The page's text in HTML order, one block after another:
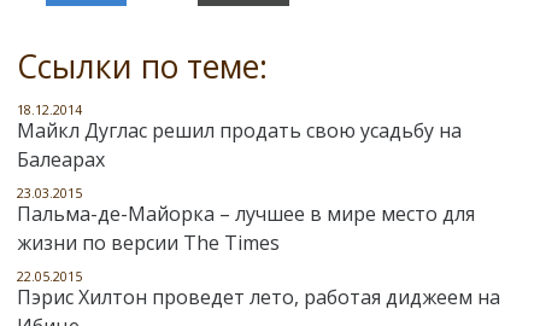
Ссылки по теме:
18.12.2014
Майкл Дуглас решил продать свою усадьбу на
Балеарах
23.03.2015
Пальма-де-Майорка – лучшее в мире место для
жизни по версии The Times
22.05.2015
Пэрис Хилтон проведет лето, работая диджеем на